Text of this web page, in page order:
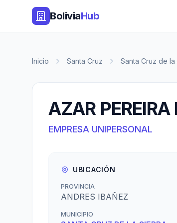
BoliviaHub
Inicio Santa Cruz Santa Cruz de la
AZAR PEREIRA
EMPRESA UNIPERSONAL
UBICACIÓN
PROVINCIA
ANDRES IBAÑEZ
MUNICIPIO